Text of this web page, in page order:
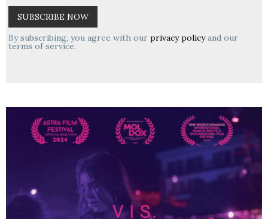
By subscribing, you agree with our privacy policyand our
terms of service.